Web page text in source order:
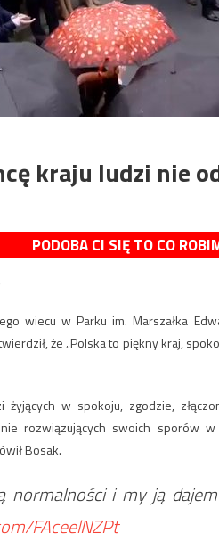
kraju ludzi nie
PODOBA CI SIĘ TO CO
wiecu w Parku im. Marszałka
że „Polska to piękny kraj,
żyjących w spokoju, zgodzie,
rozwiązujących swoich sporów
Bosak.
normalności i my ją
FAceelNZPt